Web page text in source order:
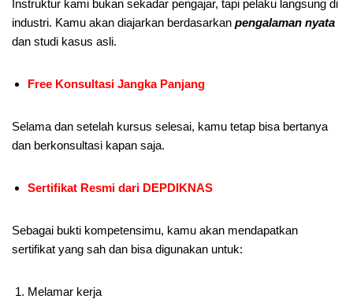
Instruktur kami bukan sekadar pengajar, tapi pelaku langsung di
industri. Kamu akan diajarkan berdasarkan pengalaman nyata
dan studi kasus asli.
Free Konsultasi Jangka Panjang
Selama dan setelah kursus selesai, kamu tetap bisa bertanya
dan berkonsultasi kapan saja.
Sertifikat Resmi dari DEPDIKNAS
Sebagai bukti kompetensimu, kamu akan mendapatkan
sertifikat yang sah dan bisa digunakan untuk:
Melamar kerja